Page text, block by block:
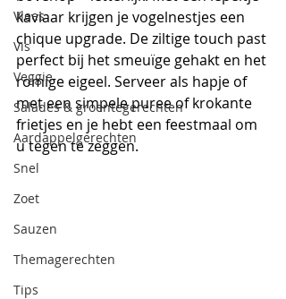
Vlees
Vis
Veggie
Salades & groentegerechten
Aardappelgerechten
Snel
Zoet
Sauzen
Themagerechten
Tips
kaviaar krijgen je vogelnestjes een
chique upgrade. De ziltige touch past
perfect bij het smeuïge gehakt en het
romige eigeel. Serveer als hapje of
met een simpele puree of krokante
frietjes en je hebt een feestmaal om
u tegen te zeggen.